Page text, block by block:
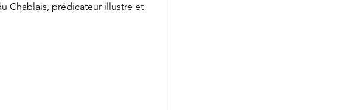
Chablais, prédicateur illustre et